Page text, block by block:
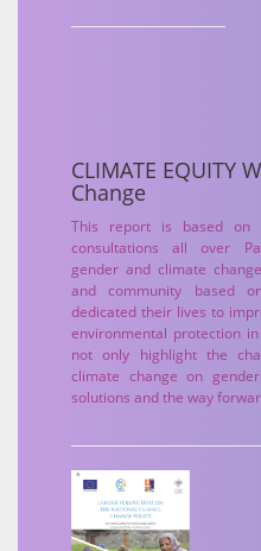
CLIMATE EQUITY
Change
This report is based on
consultations all over
gender and climate
and community based
dedicated their lives to
environmental protection
not only highlight the
climate change on
solutions and the way